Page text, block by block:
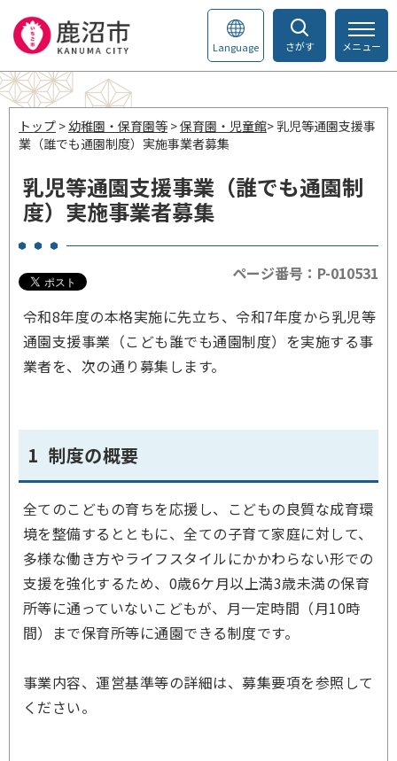
さがす
Language メニュー
トップ >幼稚園・保育園等 >保育園・児童館> 乳児等通園支援事
業（誰でも通園制度）実施事業者募集
乳児等通園支援事業（誰でも通園制
度）実施事業者募集
ページ番号：P-010531
令和8年度の本格実施に先立ち、令和7年度から乳児等
通園支援事業（こども誰でも通園制度）を実施する事
業者を、次の通り募集します。
1 制度の概要
全てのこどもの育ちを応援し、こどもの良質な成育環
境を整備するとともに、全ての子育て家庭に対して、
多様な働き方やライフスタイルにかかわらない形での
支援を強化するため、0歳6ケ月以上満3歳未満の保育
所等に通っていないこどもが、月一定時間（月10時
間）まで保育所等に通園できる制度です。
事業内容、運営基準等の詳細は、募集要項を参照して
ください。